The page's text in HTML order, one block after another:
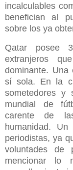
incalculables
benefician al
sobre los ya
Qatar posee
extranjeros
dominante. Una
sí sola. En la
sometedores y
mundial de
carente de
humanidad.
periodistas, ya
voluntades de
mencionar